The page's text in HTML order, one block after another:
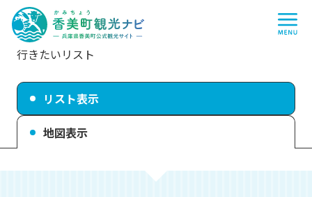
香
美
町
ナ
ビ
-
兵
庫
県
町
公
式
行きたいリスト
リスト表示
地図表示